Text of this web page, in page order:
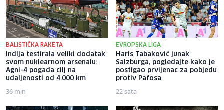
BALISTIČKA RAKETA
Indija testirala veliki dodatak
svom nuklearnom arsenalu:
Agni-4 pogađa cilj na
udaljenosti od 4.000 km
36 min
EVROPSKA LIGA
Haris Tabaković junak
Salzburga, pogledajte kako je
postigao prvijenac za pobjedu
protiv Pafosa
22 sata